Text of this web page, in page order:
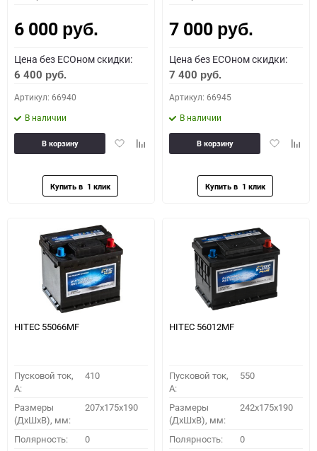
6 000 руб.
Цена без ECOном скидки:
6 400 руб.
Артикул: 66940
В наличии
ДобавитьДобавить
В корзину
7 000 руб.
Цена без ECOном скидки:
7 400 руб.
Артикул: 66945
В наличии
Добавить
В корзину
HITEC 55066MF
Пусковой ток,
A:
410
Размеры
(ДхШхВ), мм:
207x175x190
Полярность: 0
HITEC 56012MF
Пусковой ток,
A:
550
Размеры
(ДхШхВ), мм:
242x175x190
Полярность: 0